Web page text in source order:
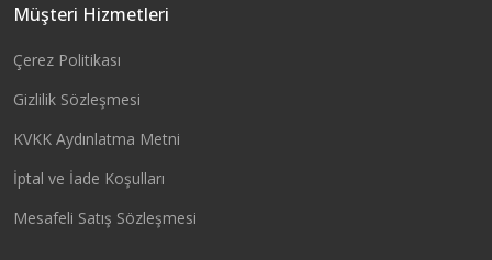
Müşteri Hizmetleri
Çerez Politikası
Gizlilik Sözleşmesi
KVKK Aydınlatma Metni
İptal ve İade Koşulları
Mesafeli Satış Sözleşmesi